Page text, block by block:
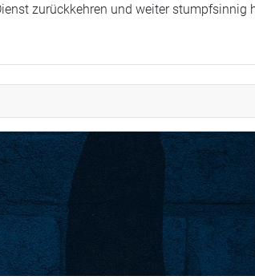
zurückkehren und weiter stumpfsinnig